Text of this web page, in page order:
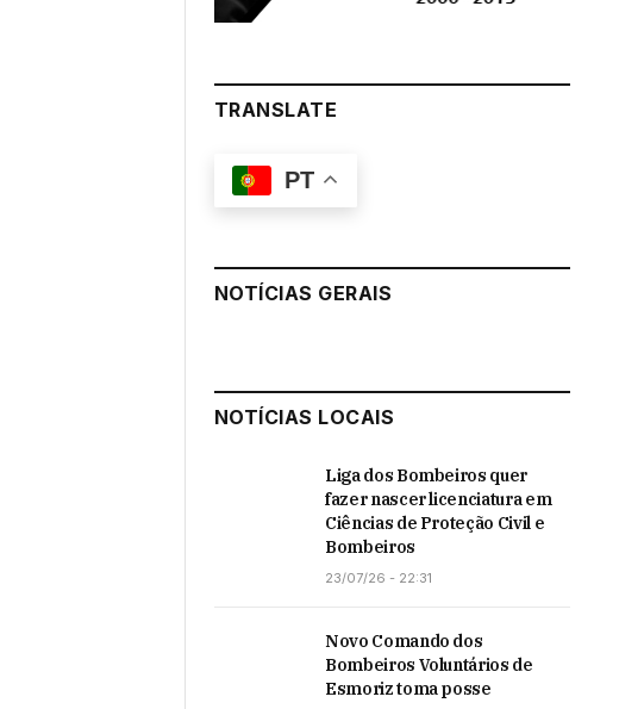
TRANSLATE
PT
NOTÍCIAS GERAIS
NOTÍCIAS LOCAIS
Liga dos Bombeiros quer
fazer nascer licenciatura em
Ciências de Proteção Civil e
Bombeiros
23/07/26 - 22:31
Novo Comando dos
Bombeiros Voluntários de
Esmoriz toma posse